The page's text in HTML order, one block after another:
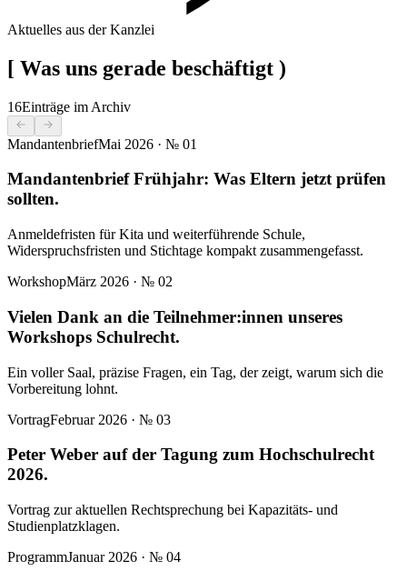
Aktuelles aus der Kanzlei
[ Was uns gerade beschäftigt )
16Einträge im Archiv
MandantenbriefMai 2026 · № 01
Mandantenbrief Frühjahr: Was Eltern jetzt prüfen
sollten.
Anmeldefristen für Kita und weiterführende Schule,
Widerspruchsfristen und Stichtage kompakt zusammengefasst.
WorkshopMärz 2026 · № 02
Vielen Dank an die Teilnehmer:innen unseres
Workshops Schulrecht.
Ein voller Saal, präzise Fragen, ein Tag, der zeigt, warum sich die
Vorbereitung lohnt.
VortragFebruar 2026 · № 03
Peter Weber auf der Tagung zum Hochschulrecht
2026.
Vortrag zur aktuellen Rechtsprechung bei Kapazitäts- und
Studienplatzklagen.
ProgrammJanuar 2026 · № 04